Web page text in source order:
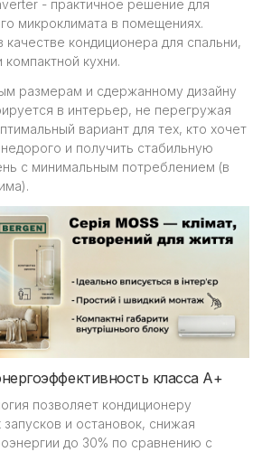
- практичное решение для
микроклимата в помещениях.
качестве кондиционера для спальни,
кухни.
размерам и сдержанному дизайну
в интерьер, не перегружая
вариант для тех, кто хочет
и получить стабильную
с минимальным потреблением (в
класса А+
позволяет кондиционеру
и остановок, снижая
до 30% по сравнению с